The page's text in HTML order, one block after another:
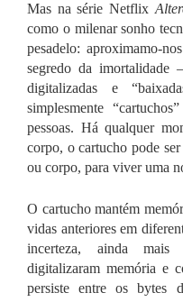
Mas na série Netflix
como o milenar sonho
pesadelo: aproximamo-
segredo da imortalidade
digitalizadas e
simplesmente
pessoas. Há qualquer
corpo, o cartucho pode
ou corpo, para viver uma
O cartucho mantém
vidas anteriores em
incerteza, ainda mais
digitalizaram memória e
persiste entre os bytes